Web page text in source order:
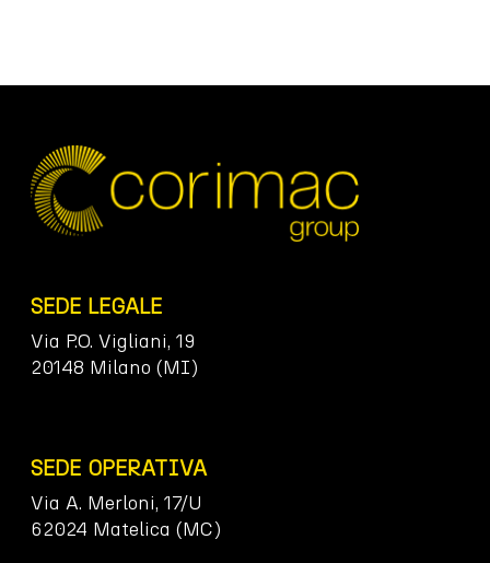
SEDE LEGALE
Via P.O. Vigliani, 19
20148 Milano (MI)
SEDE OPERATIVA
Via A. Merloni, 17/U
62024 Matelica (MC)